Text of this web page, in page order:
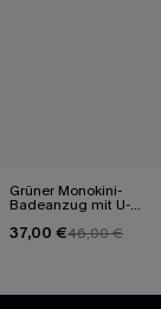
Grüner Monokini-
Badeanzug mit U-
37,00 €46,00 €